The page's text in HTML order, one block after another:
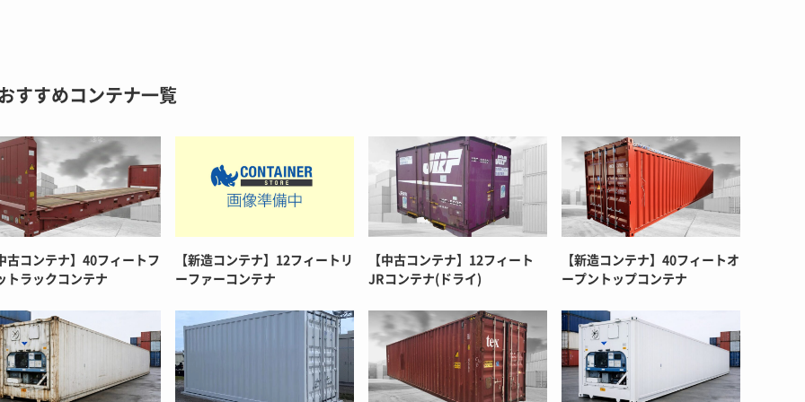
すすめコンテナ一覧
古コンテナ】40フィートフ
トラックコンテナ
【新造コンテナ】12フィートリ
ーファーコンテナ
【中古コンテナ】12フィート
JRコンテナ(ドライ)
【新造コンテナ】40フィートオ
ープントップコンテナ